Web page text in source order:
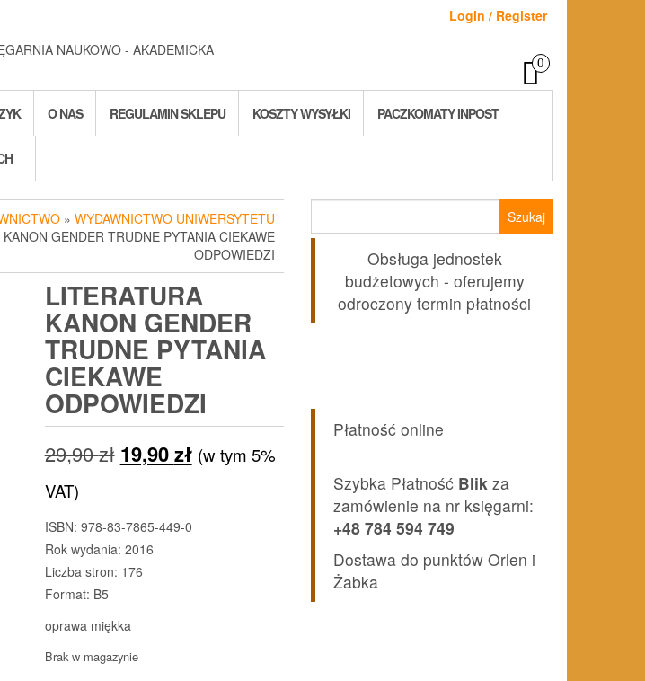
Login / Register
NAUKOWO - AKADEMICKA
0
O NAS REGULAMIN SKLEPU KOSZTY WYSYŁKI PACZKOMATY INPOST
» WYDAWNICTWO UNIWERSYTETU
GENDER TRUDNE PYTANIA CIEKAWE
ODPOWIEDZI
LITERATURA
KANON GENDER
TRUDNE PYTANIA
CIEKAWE
ODPOWIEDZI
29,90zł Pierwotna
wynosiła:
29,90 zł.
19,90złAktualna
wynosi:
(w tym 5%
VAT)
ISBN: 978-83-7865-449-0
Rok wydania: 2016
Liczba stron: 176
Format: B5
oprawa miękka
Brak w magazynie
Obsługa jednostek
budżetowych - oferujemy
odroczony termin płatności
Płatność online
Szybka Płatność Blik za
zamówienie na nr księgarni:
+48 784 594 749
Dostawa do punktów Orlen i
Żabka